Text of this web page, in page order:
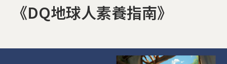
《DQ地球人素養指南》